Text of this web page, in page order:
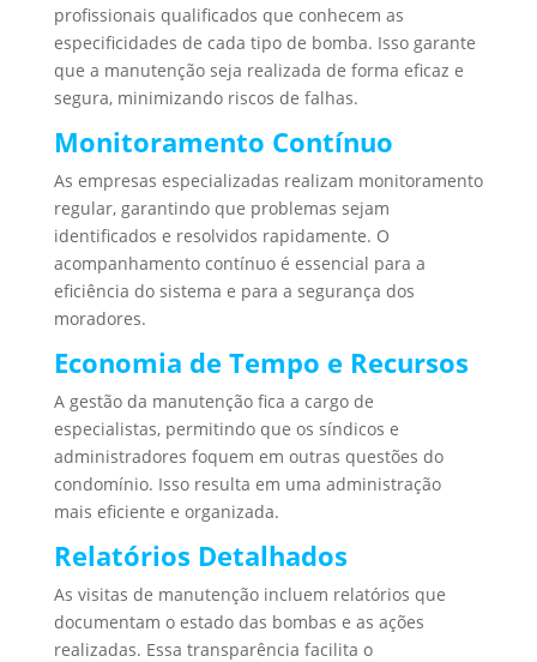
profissionais qualificados que conhecem as
especificidades de cada tipo de bomba. Isso garante
que a manutenção seja realizada de forma eficaz e
segura, minimizando riscos de falhas.
Monitoramento Contínuo
As empresas especializadas realizam monitoramento
regular, garantindo que problemas sejam
identificados e resolvidos rapidamente. O
acompanhamento contínuo é essencial para a
eficiência do sistema e para a segurança dos
moradores.
Economia de Tempo e Recursos
A gestão da manutenção fica a cargo de
especialistas, permitindo que os síndicos e
administradores foquem em outras questões do
condomínio. Isso resulta em uma administração
mais eficiente e organizada.
Relatórios Detalhados
As visitas de manutenção incluem relatórios que
documentam o estado das bombas e as ações
realizadas. Essa transparência facilita o